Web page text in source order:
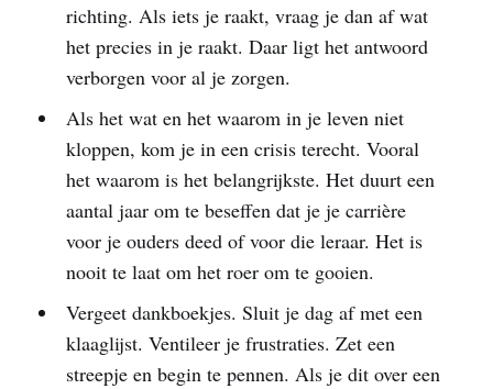
richting. Als iets je raakt, vraag je dan af wat
het precies in je raakt. Daar ligt het antwoord
verborgen voor al je zorgen.
Als het wat en het waarom in je leven niet
kloppen, kom je in een crisis terecht. Vooral
het waarom is het belangrijkste. Het duurt een
aantal jaar om te beseffen dat je je carrière
voor je ouders deed of voor die leraar. Het is
nooit te laat om het roer om te gooien.
Vergeet dankboekjes. Sluit je dag af met een
klaaglijst. Ventileer je frustraties. Zet een
streepje en begin te pennen. Als je dit over een